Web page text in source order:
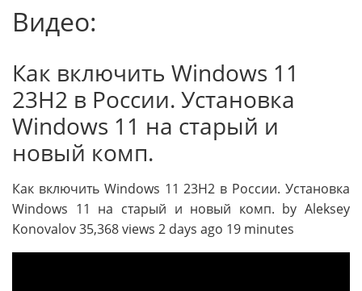
Видео:
Как включить Windows 11
23H2 в России. Установка
Windows 11 на старый и
новый комп.
Как включить Windows 11 23H2 в России. Установка
Windows 11 на старый и новый комп. by Aleksey
Konovalov 35,368 views 2 days ago 19 minutes